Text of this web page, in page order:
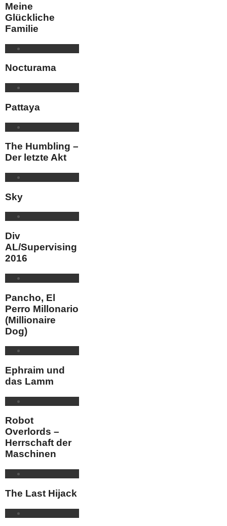
Meine
Glückliche
Familie
Nocturama
Pattaya
The Humbling –
Der letzte Akt
Sky
Div
AL/Supervising
2016
Pancho, El
Perro Millonario
(Millionaire
Dog)
Ephraim und
das Lamm
Robot
Overlords –
Herrschaft der
Maschinen
The Last Hijack